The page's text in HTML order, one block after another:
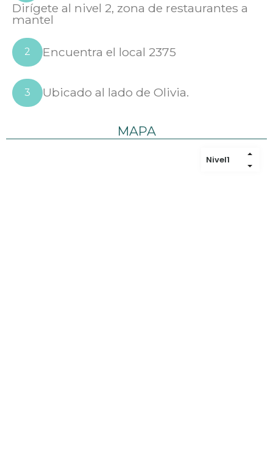
Dirígete al nivel 2, zona de restaurantes a
mantel
2 Encuentra el local 2375
3 Ubicado al lado de Olivia.
MAPA